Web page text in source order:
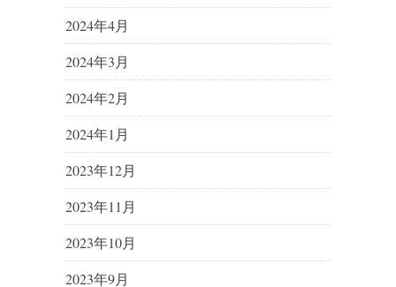
2024年4月
2024年3月
2024年2月
2024年1月
2023年12月
2023年11月
2023年10月
2023年9月